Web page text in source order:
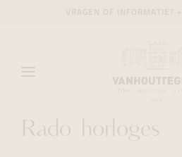
Rado horloges